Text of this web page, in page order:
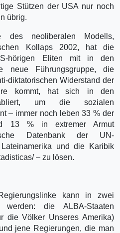
Stützen der USA nur noch
übrig.
des neoliberalen Modells,
Kollaps 2002, hat die
hörigen Eliten mit in den
neue Führungsgruppe, die
diktatorischen Widerstand der
kommt, hat sich in den
um die sozialen
– immer noch leben 33 % der
13 % in extremer Armut
Datenbank der UN-
und die Karibik
– zu lösen.
kann in zwei
die ALBA-Staaten
die Völker Unseres Amerika)
jene Regierungen, die man